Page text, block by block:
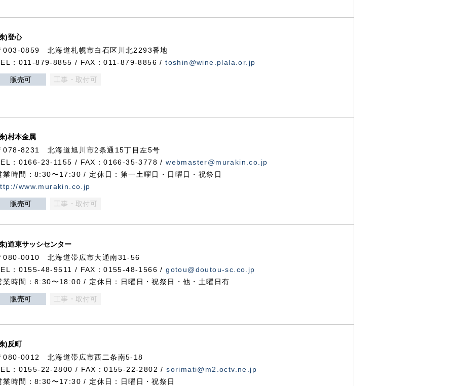
)登心
003-0859 北海道札幌市白石区川北2293番地
：011-879-8855 / FAX：011-879-8856 /toshin@wine.plala.or.jp
販売可 工事・取付可
)村本金属
078-8231 北海道旭川市2条通15丁目左5号
：0166-23-1155 / FAX：0166-35-3778 /webmaster@murakin.co.jp
業時間：8:30〜17:30 / 定休日：第一土曜日・日曜日・祝祭日
www.murakin.co.jp
販売可 工事・取付可
)道東サッシセンター
080-0010 北海道帯広市大通南31-56
：0155-48-9511 / FAX：0155-48-1566 /gotou@doutou-sc.co.jp
業時間：8:30〜18:00 / 定休日：日曜日・祝祭日・他・土曜日有
販売可 工事・取付可
)反町
080-0012 北海道帯広市西二条南5-18
：0155-22-2800 / FAX：0155-22-2802 /sorimati@m2.octv.ne.jp
業時間：8:30〜17:30 / 定休日：日曜日・祝祭日